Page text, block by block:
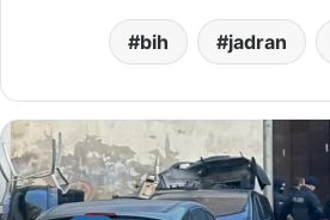
bih jadran